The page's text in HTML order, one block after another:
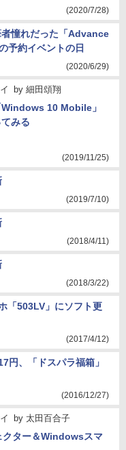
(2020/7/28)
者憧れだった「Advance
予約イベントの日
(2020/6/29)
by 細田頌翔
10 Mobile」
みる
(2019/11/25)
(2019/7/10)
(2018/4/11)
(2018/3/22)
「503LV」にソフト更
(2017/4/12)
円、「ドスパラ福箱」
(2016/12/27)
by 太田百合子
ター＆Windowsスマ